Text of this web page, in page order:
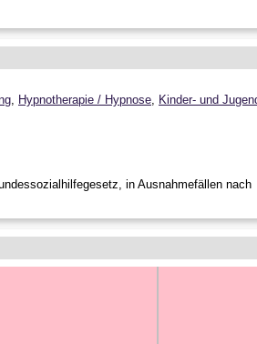
, Hypnotherapie / Hypnose, Kinder- und
in Ausnahmefällen nach